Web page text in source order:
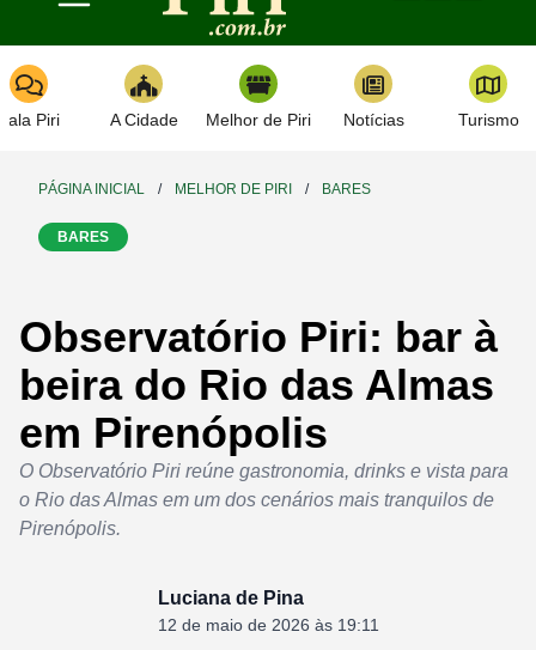
Toggle navigation
Piri A Cidade Melhor de Piri Notícias Turismo
PÁGINA INICIAL / MELHOR DE PIRI / BARES
BARES
Observatório Piri: bar à
beira do Rio das Almas
em Pirenópolis
O Observatório Piri reúne gastronomia, drinks e vista para
o Rio das Almas em um dos cenários mais tranquilos de
Pirenópolis.
Luciana de Pina
12 de maio de 2026 às 19:11